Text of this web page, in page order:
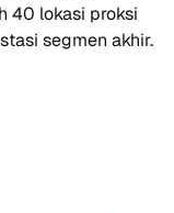
40 lokasi proksi
segmen akhir.